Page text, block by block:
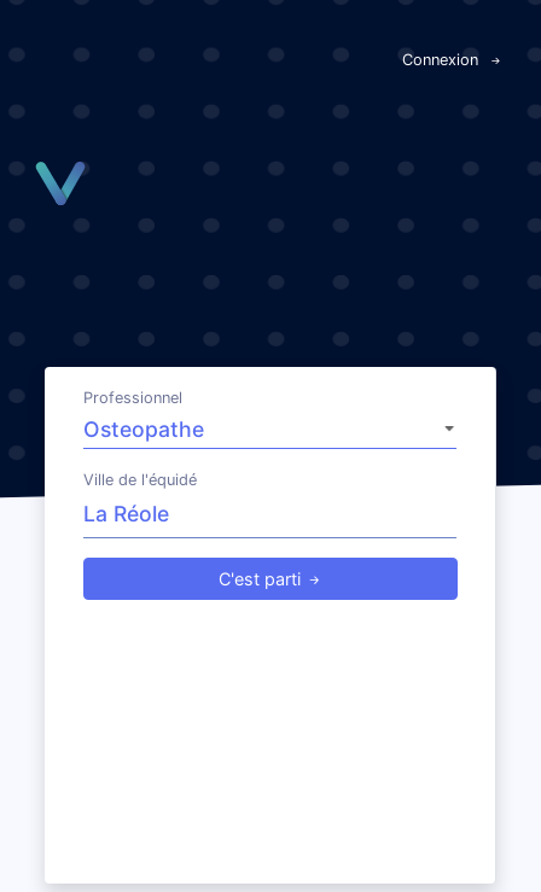
Connexion
Professionnel
Ville de l'équidé
C'est parti